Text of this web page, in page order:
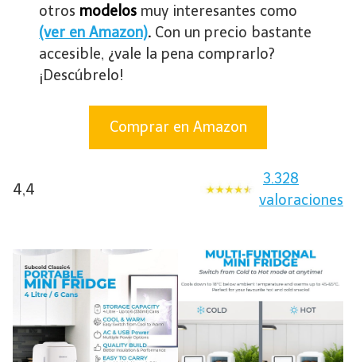
otros modelos muy interesantes como
(ver en Amazon). Con un precio bastante
accesible, ¿vale la pena comprarlo?
¡Descúbrelo!
Comprar en Amazon
4,4
3.328
valoraciones